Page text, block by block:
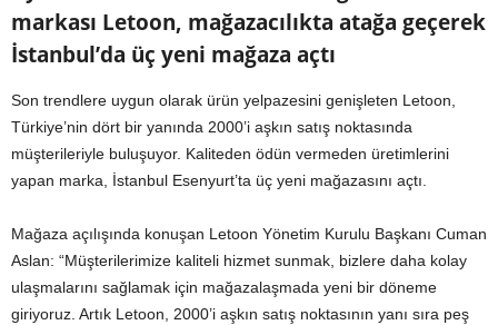
markası Letoon, mağazacılıkta atağa geçerek
İstanbul’da üç yeni mağaza açtı
Son trendlere uygun olarak ürün yelpazesini genişleten Letoon,
Türkiye’nin dört bir yanında 2000’i aşkın satış noktasında
müşterileriyle buluşuyor. Kaliteden ödün vermeden üretimlerini
yapan marka, İstanbul Esenyurt’ta üç yeni mağazasını açtı.
Mağaza açılışında konuşan Letoon Yönetim Kurulu Başkanı Cuman
Aslan: “Müşterilerimize kaliteli hizmet sunmak, bizlere daha kolay
ulaşmalarını sağlamak için mağazalaşmada yeni bir döneme
giriyoruz. Artık Letoon, 2000’i aşkın satış noktasının yanı sıra peş